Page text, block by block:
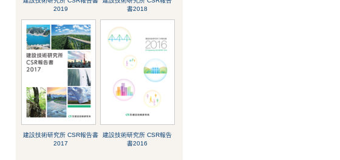
2019
書2018
建設技術研究所 CSR報告書
2017
建設技術研究所 CSR報告
書2016